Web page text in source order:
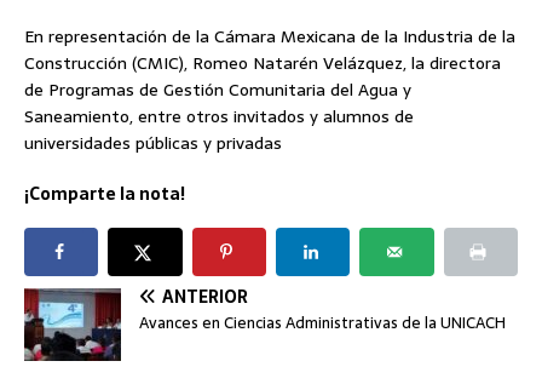
En representación de la Cámara Mexicana de la Industria de la
Construcción (CMIC), Romeo Natarén Velázquez, la directora
de Programas de Gestión Comunitaria del Agua y
Saneamiento, entre otros invitados y alumnos de
universidades públicas y privadas
¡Comparte la nota!
ANTERIOR
Avances en Ciencias Administrativas de la UNICACH